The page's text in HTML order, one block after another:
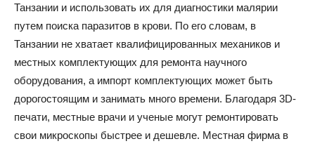
Танзании и использовать их для диагностики малярии
путем поиска паразитов в крови. По его словам, в
Танзании не хватает квалифицированных механиков и
местных комплектующих для ремонта научного
оборудования, а импорт комплектующих может быть
дорогостоящим и занимать много времени. Благодаря 3D-
печати, местные врачи и ученые могут ремонтировать
свои микроскопы быстрее и дешевле. Местная фирма в